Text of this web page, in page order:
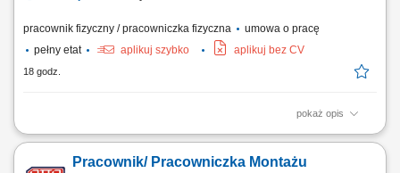
pracownik fizyczny / pracowniczka fizyczna
umowa o pracę
pełny etat
aplikuj szybko aplikuj bez CV
18 godz.
pokaż opis
Zakres obowiązków montaż bram przemysłowych, montaż systemów
praca zgodnie z dokumentacją techniczną, dbanie o jakość wykonania i
Pracownik/ Pracowniczka Montażu